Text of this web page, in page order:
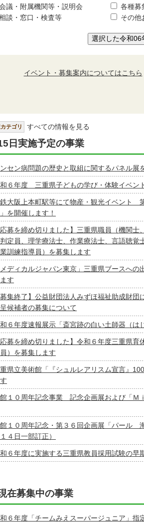
議・附属機関等・説明会
各種募
談・窓口・検査等
その他
選択した令和06
イベント・募集案内についてはこちら
テゴリ すべての情報を見る
日実施予定の事業
セン病問題の歴史と取組に関するパネル展
６年度 三重県子どもの学び・体験イベン
大阪上本町駅等にて物産・観光イベント
を開催します！
募を締め切りました】三重県職員（機関士
定員、理学療法士、作業療法士、言語聴覚
訓練指導員）を募集します
ディカルジャパン東京」三重県ブースへ
す
集終了】公益財団法人みずほ福祉助成財団
候補者の募集について
６年度速報展示「斎宮跡の白い土師器（は
募を締め切りました】令和６年度三重県育
）を募集します
県立美術館「『シュルレアリスム宣言』
１０周年記念事業 記念企画展および「Ｍ
１０周年記念・第３６回企画展「パール
４日一部訂正）
６年度に実施する三重県教員採用試験の早
在募集中の事業
６年度「チームみえスーパージュニア」指